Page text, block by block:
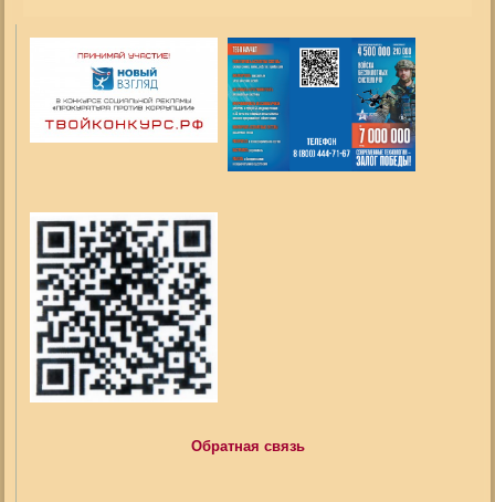
Обратная связь